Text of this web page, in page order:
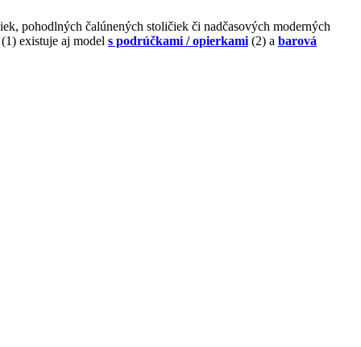
pohodlných čalúnených stoličiek či nadčasových moderných
existuje aj model s podrúčkami / opierkami (2) a barová